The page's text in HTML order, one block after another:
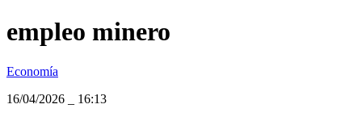
empleo minero
Economía
16/04/2026
16:13